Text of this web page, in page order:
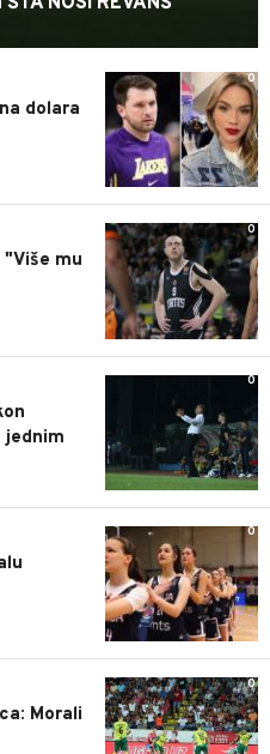
0
dolara
0
mu
0
jednim
0
0
Morali